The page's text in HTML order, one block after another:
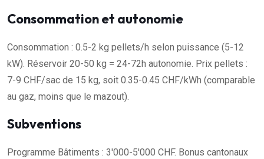
Consommation et autonomie
Consommation : 0.5-2 kg pellets/h selon puissance (5-12
kW). Réservoir 20-50 kg = 24-72h autonomie. Prix pellets :
7-9 CHF/sac de 15 kg, soit 0.35-0.45 CHF/kWh (comparable
au gaz, moins que le mazout).
Subventions
Programme Bâtiments : 3'000-5'000 CHF. Bonus cantonaux